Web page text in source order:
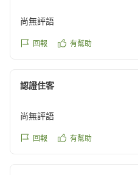
尚無評語
回報 有幫助
認證住客
尚無評語
回報 有幫助